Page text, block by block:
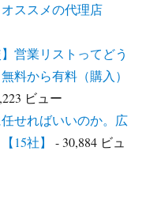
ススメの代理店
営業リストってどう
料から有料（購入）
ビュー
せればいいのか。広
15社】
- 30,884 ビュ